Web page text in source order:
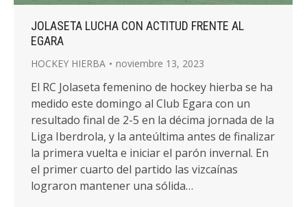
JOLASETA LUCHA CON ACTITUD FRENTE AL
EGARA
HOCKEY HIERBA noviembre 13, 2023
El RC Jolaseta femenino de hockey hierba se ha
medido este domingo al Club Egara con un
resultado final de 2-5 en la décima jornada de la
Liga Iberdrola, y la anteúltima antes de finalizar
la primera vuelta e iniciar el parón invernal. En
el primer cuarto del partido las vizcaínas
lograron mantener una sólida…